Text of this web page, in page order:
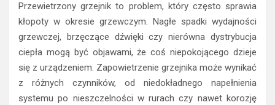
Przewietrzony grzejnik to problem, który często sprawia
kłopoty w okresie grzewczym. Nagłe spadki wydajności
grzewczej, brzęczące dźwięki czy nierówna dystrybucja
ciepła mogą być objawami, że coś niepokojącego dzieje
się z urządzeniem. Zapowietrzenie grzejnika może wynikać
z różnych czynników, od niedokładnego napełnienia
systemu po nieszczelności w rurach czy nawet korozję